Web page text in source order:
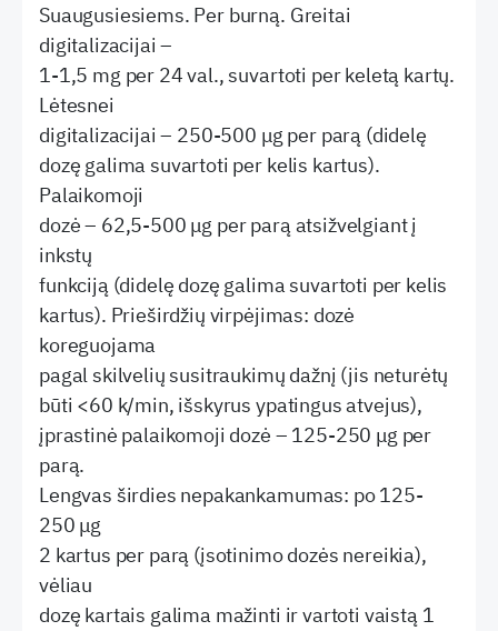
Suaugusiesiems. Per burną. Greitai
digitalizacijai –
1-1,5 mg per 24 val., suvartoti per keletą kartų.
Lėtesnei
digitalizacijai – 250-500 μg per parą (didelę
dozę galima suvartoti per kelis kartus).
Palaikomoji
dozė – 62,5-500 μg per parą atsižvelgiant į
inkstų
funkciją (didelę dozę galima suvartoti per kelis
kartus). Prieširdžių virpėjimas: dozė
koreguojama
pagal skilvelių susitraukimų dažnį (jis neturėtų
būti <60 k/min, išskyrus ypatingus atvejus),
įprastinė palaikomoji dozė – 125-250 μg per
parą.
Lengvas širdies nepakankamumas: po 125-
250 μg
2 kartus per parą (įsotinimo dozės nereikia),
vėliau
dozę kartais galima mažinti ir vartoti vaistą 1